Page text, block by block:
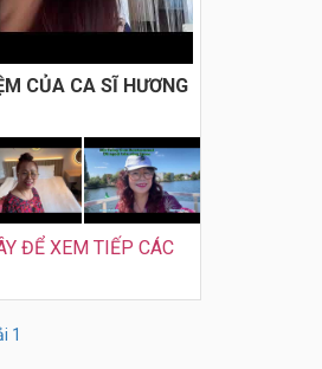
CỦA CA SĨ HƯƠNG
ĐỂ XEM TIẾP CÁC